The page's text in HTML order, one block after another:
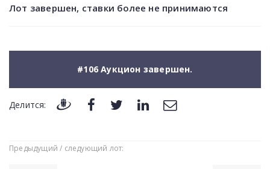
Лот завершен, ставки более не принимаются
#106 Аукцион завершен.
Делится:
Предыдущий / следующий лот: